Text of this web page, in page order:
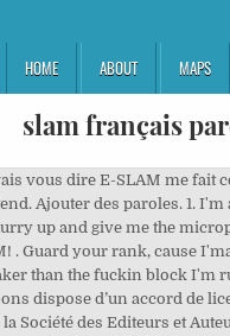
HOME
ABOUT MAPS
slam français
vous dire E-SLAM me fait
Ajouter des paroles. 1.
up and give me the
. Guard your rank, cause
than the fuckin block I'm
dispose d’un accord de
Société des Editeurs et